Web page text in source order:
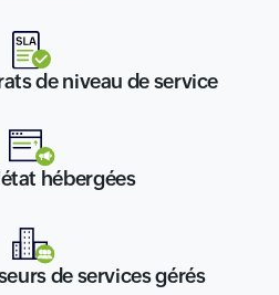
de niveau de service
hébergées
de services gérés